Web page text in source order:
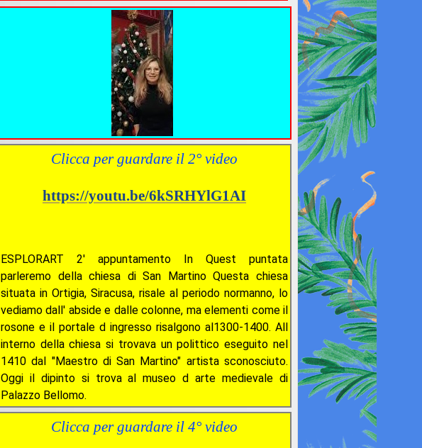
Clicca per guardare il 2° video
https://youtu.be/6kSRHYlG1AI
ESPLORART 2' appuntamento In Quest puntata
parleremo della chiesa di San Martino Questa chiesa
situata in Ortigia, Siracusa, risale al periodo normanno, lo
vediamo dall' abside e dalle colonne, ma elementi come il
rosone e il portale d ingresso risalgono al1300-1400. All
interno della chiesa si trovava un polittico eseguito nel
1410 dal "Maestro di San Martino" artista sconosciuto.
Oggi il dipinto si trova al museo d arte medievale di
Palazzo Bellomo.
Clicca per guardare il 4° video